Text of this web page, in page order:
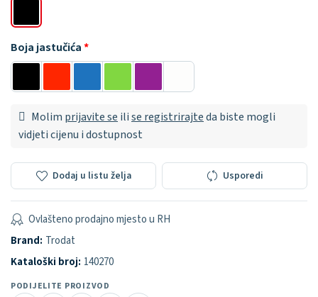
Boja jastučića
Molim prijavite se ilise registrirajteda biste mogli
vidjeti cijenu i dostupnost
Dodaj u listu želja Usporedi
Ovlašteno prodajno mjesto u RH
Brand: Trodat
Kataloški broj: 140270
PODIJELITE PROIZVOD